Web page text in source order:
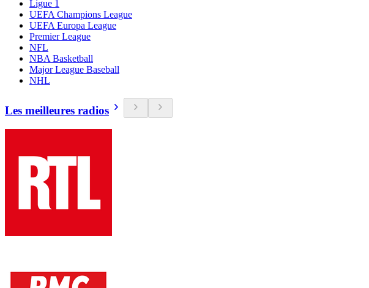
Ligue 1
UEFA Champions League
UEFA Europa League
Premier League
NFL
NBA Basketball
Major League Baseball
NHL
Les meilleures radios